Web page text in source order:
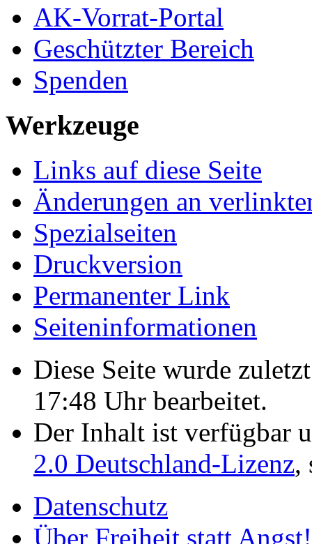
AK-Vorrat-Portal
Geschützter Bereich
Spenden
Werkzeuge
Links auf diese Seite
Änderungen an
Spezialseiten
Druckversion
Permanenter Link
Seiten­­informationen
Diese Seite wurde
17:48 Uhr bearbeitet.
Der Inhalt ist verfügbar
2.0 Deutschland-Lizenz,
Datenschutz
Über Freiheit statt Angst!